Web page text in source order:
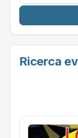
Ricerca